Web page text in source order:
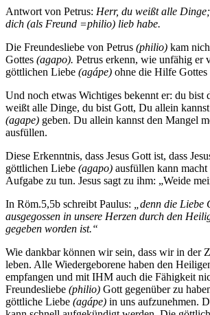
Antwort von Petrus: Herr, du weißt alle
dich (als Freund =philio) lieb habe.
Die Freundesliebe von Petrus (philio) kam
Gottes (agapo). Petrus erkenn, wie unfähig er
göttlichen Liebe (agápe) ohne die Hilfe Gottes
Und noch etwas Wichtiges bekennt er: du bist
weißt alle Dinge, du bist Gott, Du allein
(agape) geben. Du allein kannst den Mangel
ausfüllen.
Diese Erkenntnis, dass Jesus Gott ist, dass
göttlichen Liebe (agapo) ausfüllen kann
Aufgabe zu tun. Jesus sagt zu ihm: „Weide
In Röm.5,5b schreibt Paulus:
„denn die Liebe
ausgegossen in unsere Herzen durch den
gegeben worden ist.“
Wie dankbar können wir sein, dass wir in der
leben. Alle Wiedergeborene haben den
empfangen und mit IHM auch die Fähigkeit
Freundesliebe (philio) Gott gegenüber zu
göttliche Liebe (agápe) in uns aufzunehmen.